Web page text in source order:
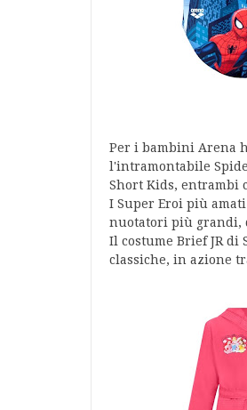
Per i bambini Arena
l'intramontabile
Short Kids, entrambi
I Super Eroi più
nuotatori più grandi,
Il costume Brief JR di
classiche, in azione